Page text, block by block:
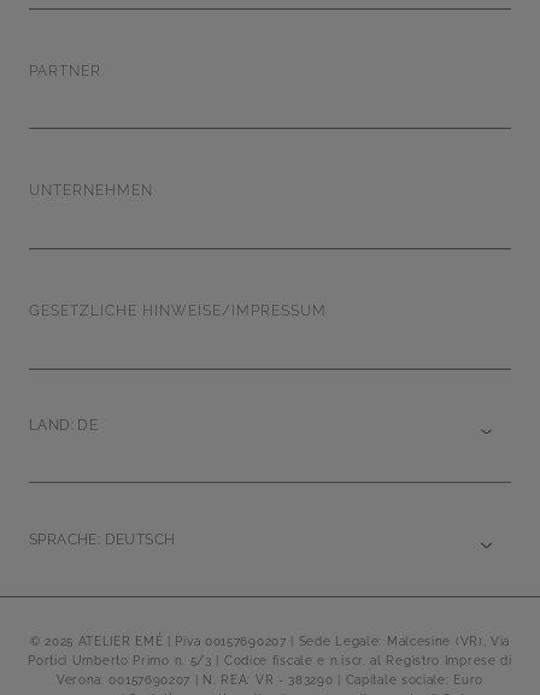
PARTNER
UNTERNEHMEN
GESETZLICHE HINWEISE/IMPRESSUM
LAND: DE
SPRACHE: DEUTSCH
© 2025 ATELIER EMÉ | Piva 00157690207 | Sede Legale: Malcesine (VR), Via
Portici Umberto Primo n. 5/3 | Codice fiscale e n.iscr. al Registro Imprese di
Verona: 00157690207 | N. REA: VR - 383290 | Capitale sociale: Euro